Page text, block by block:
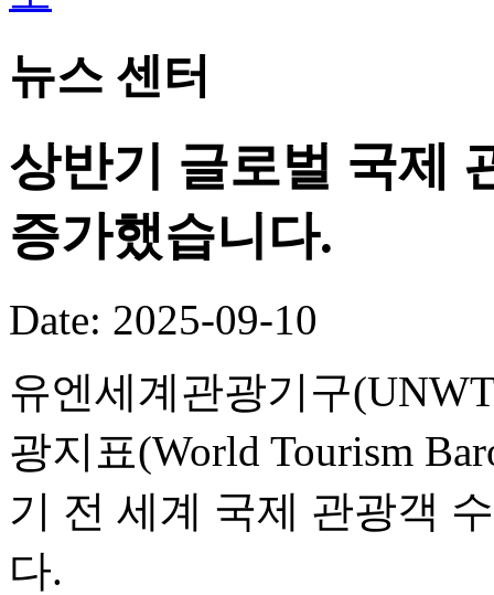
뉴스 센터
상반기 글로벌 국제
증가했습니다.
Date: 2025-09-10
유엔세계관광기구
광지표(World Tourism
기 전 세계 국제 관광객
다.